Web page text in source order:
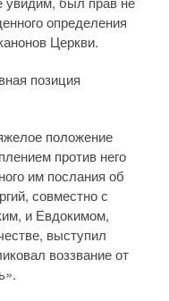
определения
Церкви.
позиция
положение
против него
им послания об
совместно с
и Евдокимом,
выступил
воззвание от